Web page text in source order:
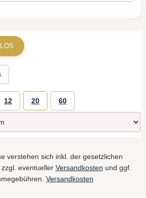
12 20 60
verstehen sich inkl. der gesetzlichen
eventueller Versandkosten und ggf.
Versandkosten